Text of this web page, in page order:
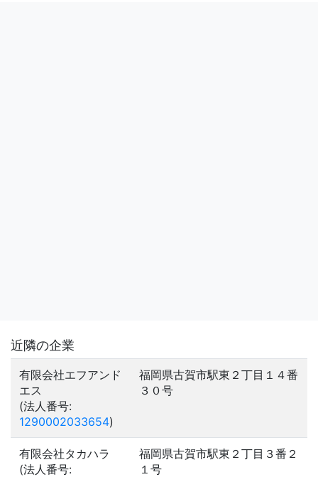
近隣の企業
有限会社エフアンド
エス
(法人番号:
1290002033654)
福岡県古賀市駅東２丁目１４番
３０号
有限会社タカハラ
(法人番号:
福岡県古賀市駅東２丁目３番２
１号